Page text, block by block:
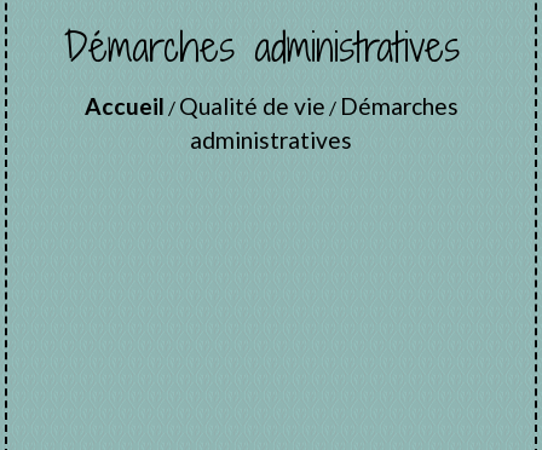
Démarches administratives
Accueil / Qualité de vie / Démarches
administratives